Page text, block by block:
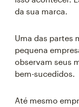
da sua marca.
Uma das partes
pequena
observam seus
bem-sucedidos.
Até mesmo